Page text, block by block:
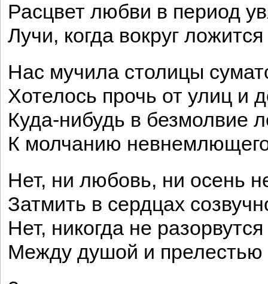
Расцвет любви в период
Лучи, когда вокруг
Нас мучила столицы
Хотелось прочь от улиц и
Куда-нибудь в безмолвие
К молчанию
Нет, ни любовь, ни осень
Затмить в сердцах
Нет, никогда не
Между душой и прелестью